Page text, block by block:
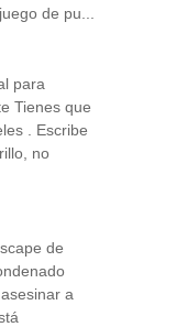
de pu...
para
Tienes que
. Escribe
no
de
a